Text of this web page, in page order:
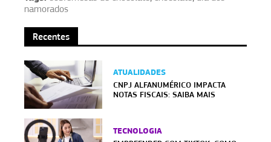
namorados
Recentes
ATUALIDADES
CNPJ ALFANUMÉRICO IMPACTA
NOTAS FISCAIS: SAIBA MAIS
TECNOLOGIA